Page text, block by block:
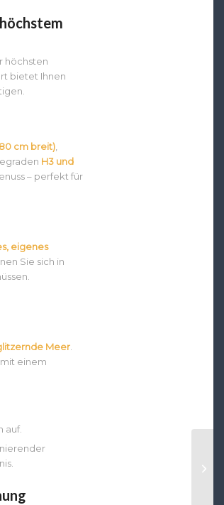
höchsten
bietet Ihnen
cm breit),
H3 und
– perfekt für
eigenes
Sie sich in
Meer.
einem
auf.